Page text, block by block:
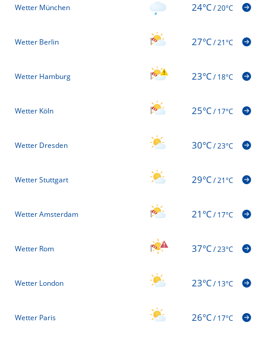
Wetter München 24°C/20°C
Wetter Berlin 27°C/21°C
Wetter Hamburg 23°C/18°C
Wetter Köln 25°C/17°C
Wetter Dresden 30°C/23°C
Wetter Stuttgart 29°C/21°C
Wetter Amsterdam 21°C/17°C
Wetter Rom 37°C/23°C
Wetter London 23°C/13°C
Wetter Paris 26°C/17°C